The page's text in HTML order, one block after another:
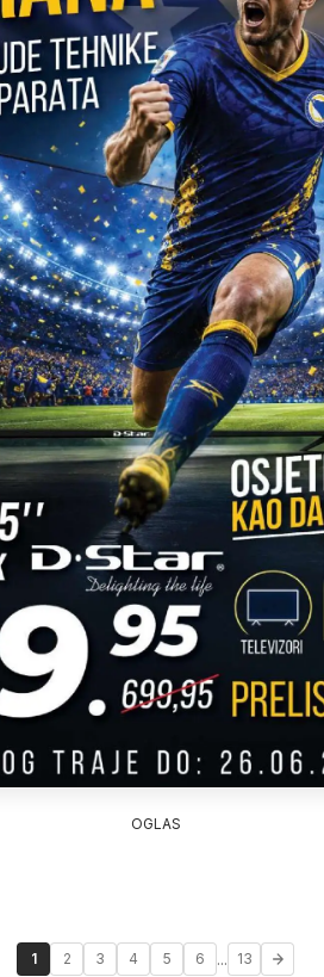
OGLAS
1 2 3 4 5 6 ... 13